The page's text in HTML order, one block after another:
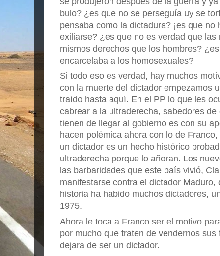
bulo? ¿es que no se perseguía uy se
pensaba como la dictadura? ¡es que
exiliarse? ¿es que no es verdad que las
mismos derechos que los hombres?
encarcelaba a los homosexuales?
Si todo eso es verdad, hay muchos
con la muerte del dictador empezamos
traído hasta aquí. En el PP lo que les
cabrear a la ultraderecha, sabedores
tienen de llegar al gobierno es con su
hacen polémica ahora con lo de
un dictador es un hecho histórico
ultraderecha porque lo añoran. Los
las barbaridades que este país vivió,
manifestarse contra el dictador Maduro,
historia ha habido muchos dictadores,
1975.
Ahora le toca a Franco ser el motivo
por mucho que traten de vendernos
dejara de ser un dictador.